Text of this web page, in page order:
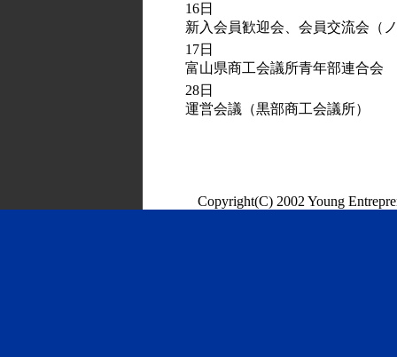
16日
新入会員歓迎会、会員交流会（
17日
富山県商工会議所青年部連合会
28日
運営会議（黒部商工会議所）
Copyright(C) 2002 Young